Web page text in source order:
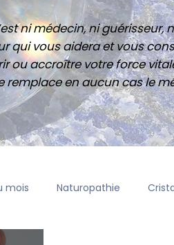
ni médecin, ni guérisseur,
qui vous aidera et vous
ou accroître votre force
remplace en aucun cas le
mois Naturopathie